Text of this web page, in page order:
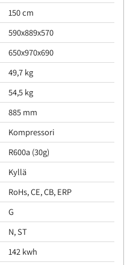
150 cm
590x889x570
650x970x690
49,7 kg
54,5 kg
885 mm
Kompressori
R600a (30g)
Kyllä
RoHs, CE, CB, ERP
G
N, ST
142 kwh